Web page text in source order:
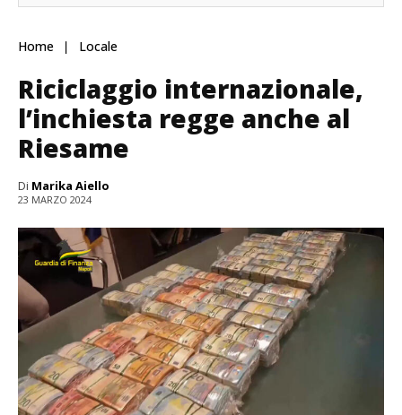
Home Locale
Riciclaggio internazionale,
l’inchiesta regge anche al
Riesame
Di Marika Aiello
23 MARZO 2024